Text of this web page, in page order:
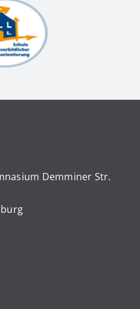
Demminer Str.